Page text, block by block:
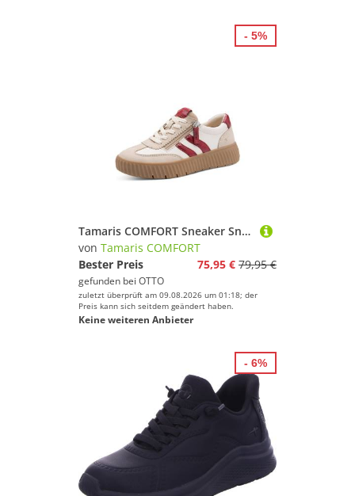
Tamaris COMFORT Sneaker Sneaker
von Tamaris COMFORT
Bester Preis
75,95 € 79,95 €
gefunden bei OTTO
zuletzt überprüft am 09.08.2026 um 01:18; der
Preis kann sich seitdem geändert haben.
Keine weiteren Anbieter
- 5%
- 6%